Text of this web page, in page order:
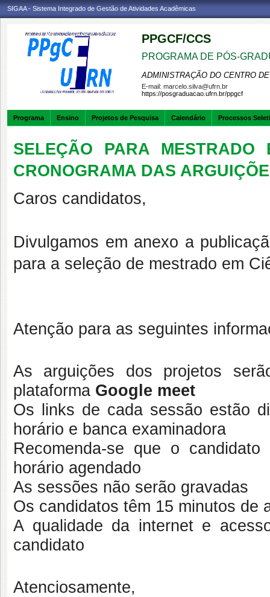
SIGAA - Sistema Integrado de Gestão de Atividades Acadêmicas
PPGCF/CCS
PROGRAMA DE PÓS-
ADMINISTRAÇÃO DO CENTRO
E-mail: marcelo.silva@ufrn.br
https://posgraduacao.ufrn.br/ppgcf
Programa Ensino Projetos de Pesquisa Calendário Processos
SELEÇÃO PARA MESTRADO
CRONOGRAMA DAS
Caros candidatos,
Divulgamos em anexo a
para a seleção de mestrado em
Atenção para as seguintes
As arguições dos projetos
plataforma Google meet
Os links de cada sessão estão
horário e banca examinadora
Recomenda-se que o
horário agendado
As sessões não serão gravadas
Os candidatos têm 15 minutos de
A qualidade da internet e
candidato
Atenciosamente,